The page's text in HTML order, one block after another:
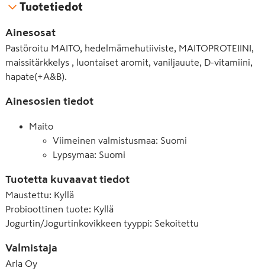
Tuotetiedot
Ainesosat
Pastöroitu MAITO, hedelmämehutiiviste, MAITOPROTEIINI,
maissitärkkelys , luontaiset aromit, vaniljauute, D-vitamiini,
hapate(+A&B).
Ainesosien tiedot
Maito
Viimeinen valmistusmaa: Suomi
Lypsymaa: Suomi
Tuotetta kuvaavat tiedot
Maustettu: Kyllä
Probioottinen tuote: Kyllä
Jogurtin/Jogurtinkovikkeen tyyppi: Sekoitettu
Valmistaja
Arla Oy